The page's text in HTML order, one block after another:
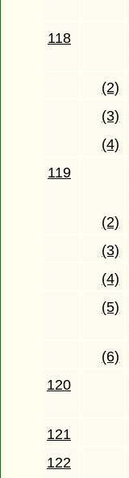
118
(2)
(3)
(4)
119
(2)
(3)
(4)
(5)
(6)
120
121
122